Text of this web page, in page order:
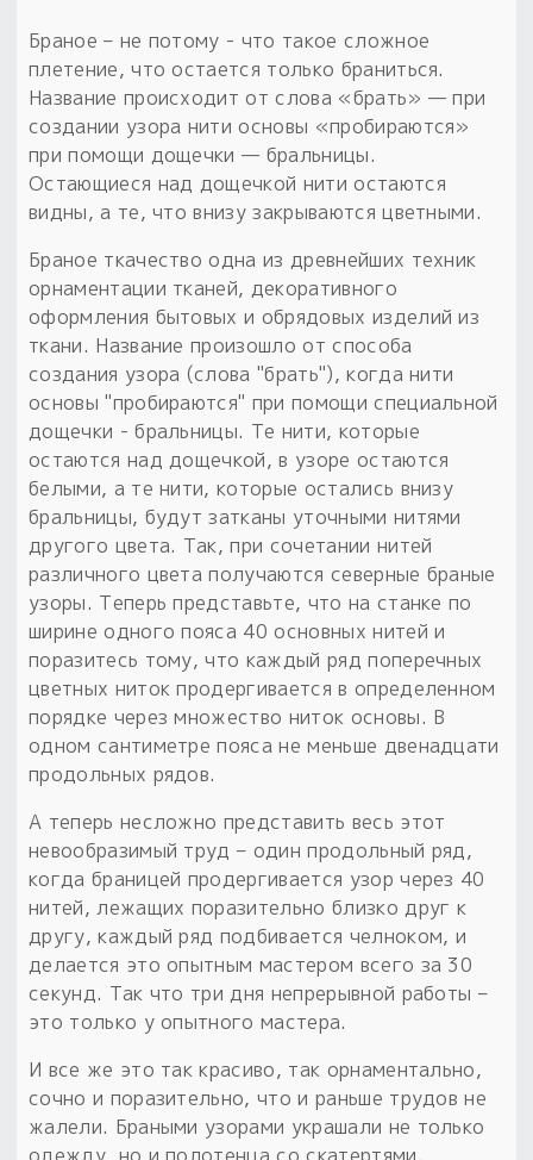
Браное – не потому - что такое сложное
плетение, что остается только браниться.
Название происходит от слова «брать» — при
создании узора нити основы «пробираются»
при помощи дощечки — бральницы.
Остающиеся над дощечкой нити остаются
видны, а те, что внизу закрываются цветными.
Браное ткачество одна из древнейших техник
орнаментации тканей, декоративного
оформления бытовых и обрядовых изделий из
ткани. Название произошло от способа
создания узора (слова "брать"), когда нити
основы "пробираются" при помощи специальной
дощечки - бральницы. Те нити, которые
остаются над дощечкой, в узоре остаются
белыми, а те нити, которые остались внизу
бральницы, будут затканы уточными нитями
другого цвета. Так, при сочетании нитей
различного цвета получаются северные браные
узоры. Теперь представьте, что на станке по
ширине одного пояса 40 основных нитей и
поразитесь тому, что каждый ряд поперечных
цветных ниток продергивается в определенном
порядке через множество ниток основы. В
одном сантиметре пояса не меньше двенадцати
продольных рядов.
А теперь несложно представить весь этот
невообразимый труд – один продольный ряд,
когда браницей продергивается узор через 40
нитей, лежащих поразительно близко друг к
другу, каждый ряд подбивается челноком, и
делается это опытным мастером всего за 30
секунд. Так что три дня непрерывной работы –
это только у опытного мастера.
И все же это так красиво, так орнаментально,
сочно и поразительно, что и раньше трудов не
жалели. Браными узорами украшали не только